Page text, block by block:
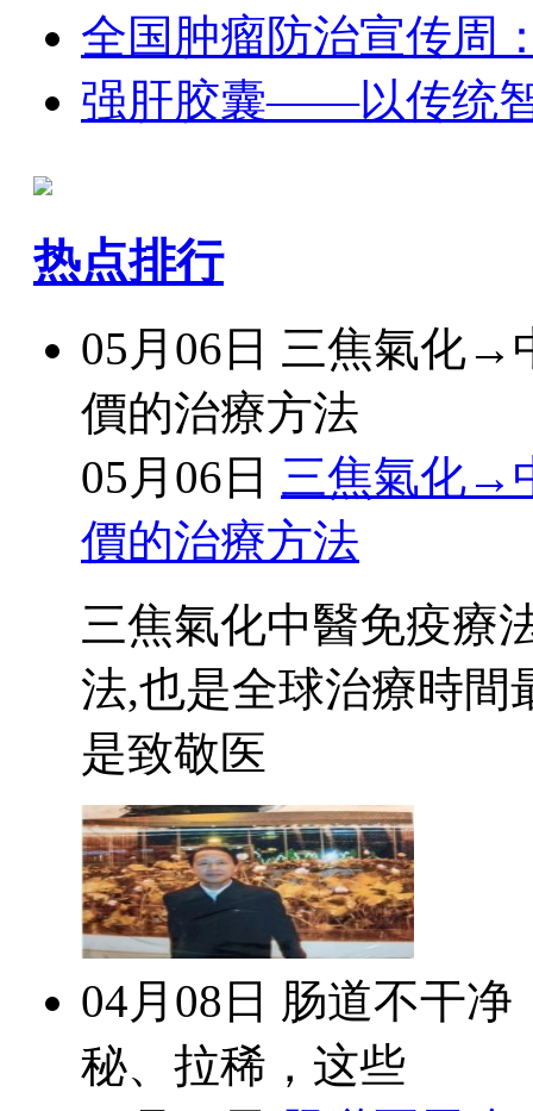
全国肿瘤防治宣传周
强肝胶囊——以传统
热点排行
05月06日 三焦氣化→
價的治療方法
05月06日 三焦氣化→
價的治療方法
三焦氣化中醫免疫療
法,也是全球治療時間
是致敬医
04月08日 肠道不干净
秘、拉稀，这些